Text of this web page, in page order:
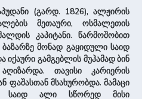
(გარდ. 1826), ალჟირის
მეთაური, ოსმალეთის
კაპიტანი. წარმოშობით
მონად გაყიდული საიდ
გამგებლის მუჰამად ბინ
თავისი კარიერის
ფაშასთან მსახურობდა. მამაცი
საიდ ალი სწორედ მისი